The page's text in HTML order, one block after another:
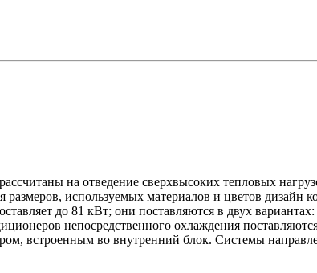
на отведение сверхвысоких тепловых
используемых материалов и цветов
до 81 кВт; они поставляются в двух
непосредственного охлаждения
встроенным во внутренний блок. Системы